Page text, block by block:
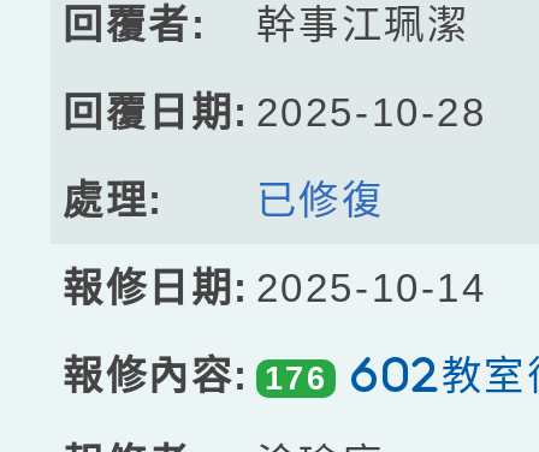
幹事江珮潔
2025-10-28
已修復
2025-10-14
176 602教室